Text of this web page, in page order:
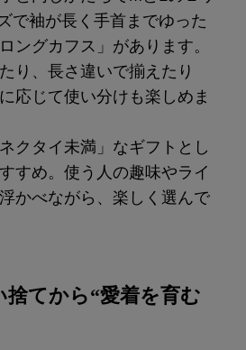
で袖が長く手首までゆった
ングカフス」があります。
り、長さ違いで揃えたり
応じて使い分けも楽しめま
クタイ未満」なギフトとし
すめ。使う人の趣味やライ
かべながら、楽しく選んで
捨てから“愛着を育む